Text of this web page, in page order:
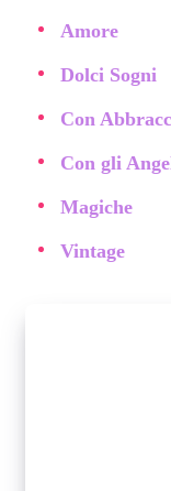
Amore
Dolci Sogni
Con
Con gli
Magiche
Vintage